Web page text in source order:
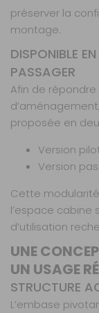
Prix :
préserver la
montage.
DISPONIBLE
PASSAGER
Afin de
proposée en
Version
Version
Cette
l’espace cabine
d’utilisation
UNE
UN USAGE
STRUCTURE
L’embase